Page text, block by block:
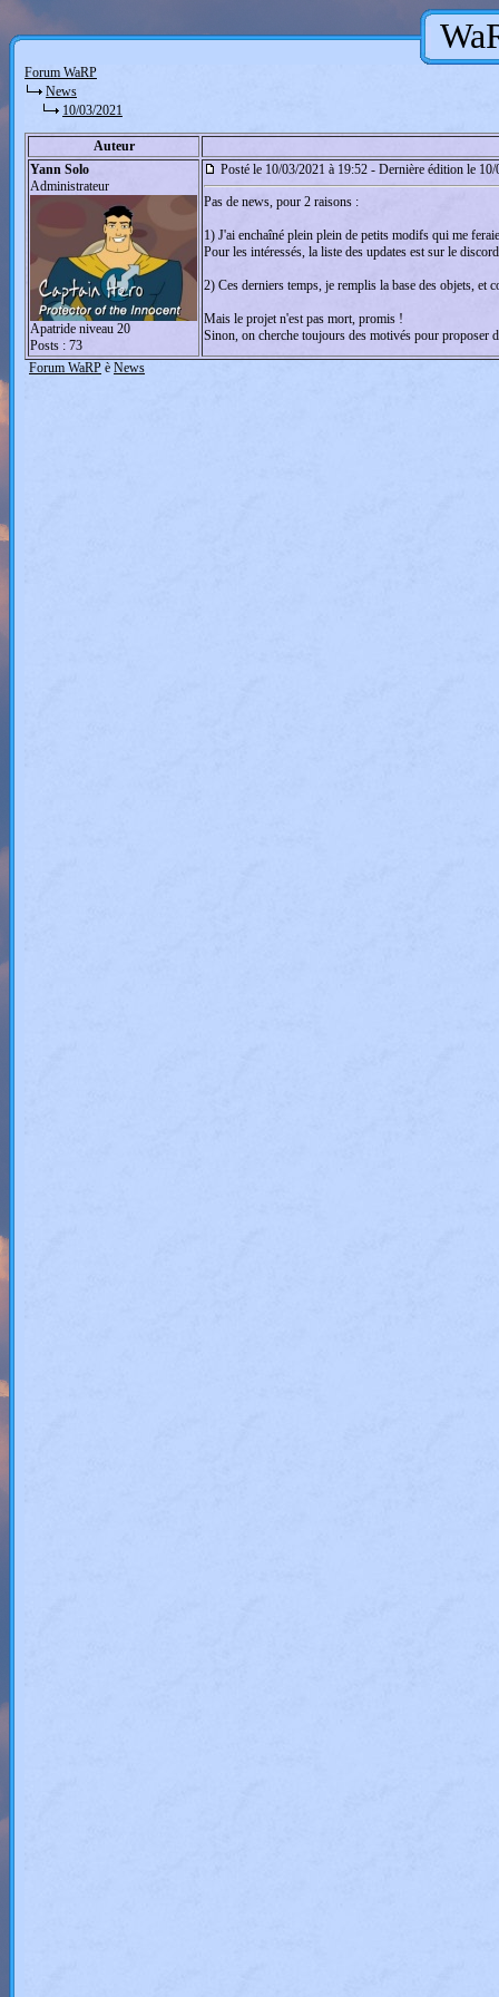
Forum WaRP
News
10/03/2021
Auteur
Yann Solo
Administrateur
Apatride niveau 20
Posts : 73
Posté le 10/03/2021 à 19:52 - Dernière édition le
Pas de news, pour 2 raisons :
1) J'ai enchaîné plein plein de petits modifs qui me
Pour les intéressés, la liste des updates est sur le discord
2) Ces derniers temps, je remplis la base des objets, et
Mais le projet n'est pas mort, promis !
Sinon, on cherche toujours des motivés pour proposer
Forum WaRP è News